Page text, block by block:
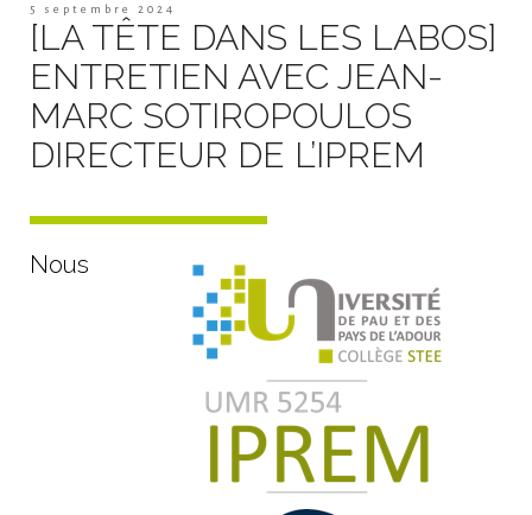
5 septembre 2024
[LA TÊTE DANS LES LABOS]
ENTRETIEN AVEC JEAN-
MARC SOTIROPOULOS
DIRECTEUR DE L’IPREM
Nous